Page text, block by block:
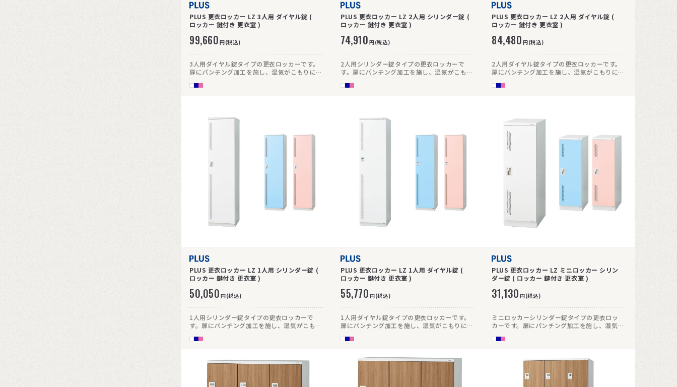
PLUS 更衣ロッカー LZ 3人用 ダイヤル錠 (
ロッカー 鍵付き 更衣室 )
99,660 円(税込)
3人用ダイヤル錠タイプの更衣ロッカーです。
扉にパンチング加工を施し、湿気がこもりにく
PLUS 更衣ロッカー LZ 2人用 シリンダー錠 (
ロッカー 鍵付き 更衣室 )
74,910 円(税込)
2人用シリンダー錠タイプの更衣ロッカーで
す。扉にパンチング加工を施し、湿気がこもり
PLUS 更衣ロッカー LZ 2人用 ダイヤル錠 (
ロッカー 鍵付き 更衣室 )
84,480 円(税込)
2人用ダイヤル錠タイプの更衣ロッカーです。
扉にパンチング加工を施し、湿気がこもりにく
PLUS 更衣ロッカー LZ 1人用 シリンダー錠 (
ロッカー 鍵付き 更衣室 )
50,050 円(税込)
1人用シリンダー錠タイプの更衣ロッカーで
す。扉にパンチング加工を施し、湿気がこもり
PLUS 更衣ロッカー LZ 1人用 ダイヤル錠 (
ロッカー 鍵付き 更衣室 )
55,770 円(税込)
1人用ダイヤル錠タイプの更衣ロッカーです。
扉にパンチング加工を施し、湿気がこもりにく
PLUS 更衣ロッカー LZ ミニロッカー シリン
ダー錠 ( ロッカー 鍵付き 更衣室 )
31,130 円(税込)
ミニロッカーシリンダー錠タイプの更衣ロッ
カーです。扉にパンチング加工を施し、湿気が